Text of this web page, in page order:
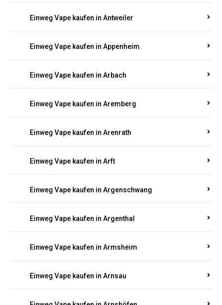
Einweg Vape kaufen in Antweiler
Einweg Vape kaufen in Appenheim
Einweg Vape kaufen in Arbach
Einweg Vape kaufen in Aremberg
Einweg Vape kaufen in Arenrath
Einweg Vape kaufen in Arft
Einweg Vape kaufen in Argenschwang
Einweg Vape kaufen in Argenthal
Einweg Vape kaufen in Armsheim
Einweg Vape kaufen in Arnsau